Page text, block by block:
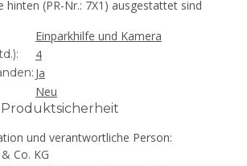
hinten (PR-Nr.: 7X1) ausgestattet sind
Einparkhilfe und Kamera
4
Ja
Neu
und verantwortliche Person:
Co. KG